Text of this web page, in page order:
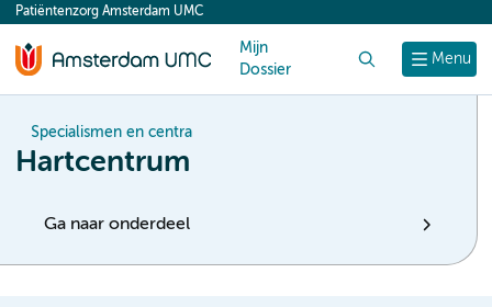
content
Menu
Patiëntenzorg Amsterdam UMC
Mijn
Dossier
Specialismen en centra
Hartcentrum
Ga naar onderdeel